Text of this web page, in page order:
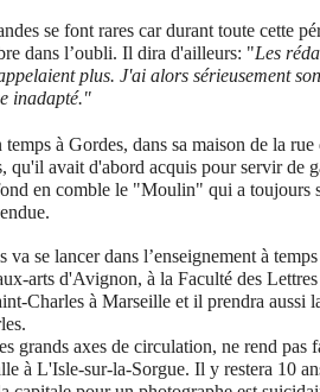
se font rares car durant toute cette
dans l’oubli. Il dira d'ailleurs: "Les
plus. J'ai alors sérieusement
inadapté."
à Gordes, dans sa maison de la
qu'il avait d'abord acquis pour servir de
en comble le "Moulin" qui a toujours
va se lancer dans l’enseignement à
arts d'Avignon, à la Faculté des
Charles à Marseille et il prendra aussi
grands axes de circulation, ne rend pas
à L'Isle-sur-la-Sorgue. Il y restera 10